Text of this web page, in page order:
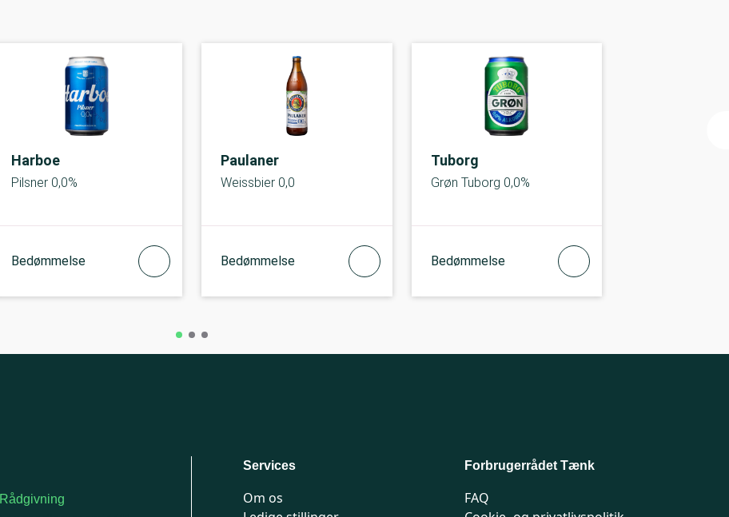
Harboe
Pilsner 0,0%
Bedømmelse
Paulaner
Weissbier 0,0
Bedømmelse
Tuborg
Grøn Tuborg 0,0%
Bedømmelse
Rådgivning
Services
Om os
Forbrugerrådet Tænk
FAQ